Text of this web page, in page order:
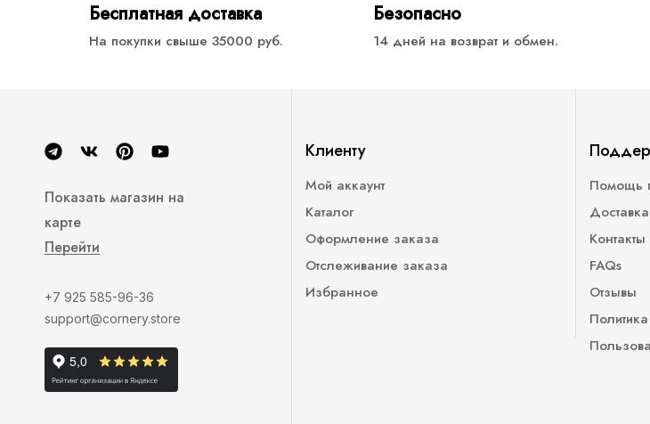
Бесплатная доставка
На покупки свыше 35000 руб.
Безопасно
14 дней на возврат и обмен.
Показать магазин на
карте
Перейти
+7 925 585-96-36
support@cornery.store
Клиенту
Мой аккаунт
Каталог
Оформление заказа
Отслеживание заказа
Избранное
Помощь
Контакты
FAQs
Отзывы